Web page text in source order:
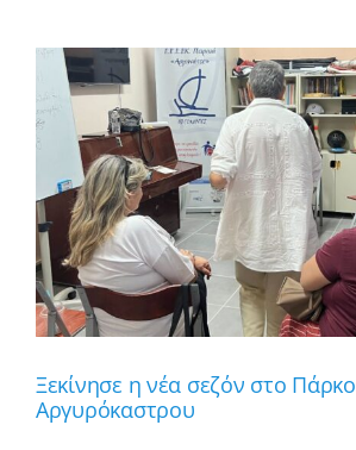
Ξεκίνησε η νέα σεζόν στο Πάρκο
Αργυρόκαστρου